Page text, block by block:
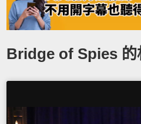
Bridge of Spies 的